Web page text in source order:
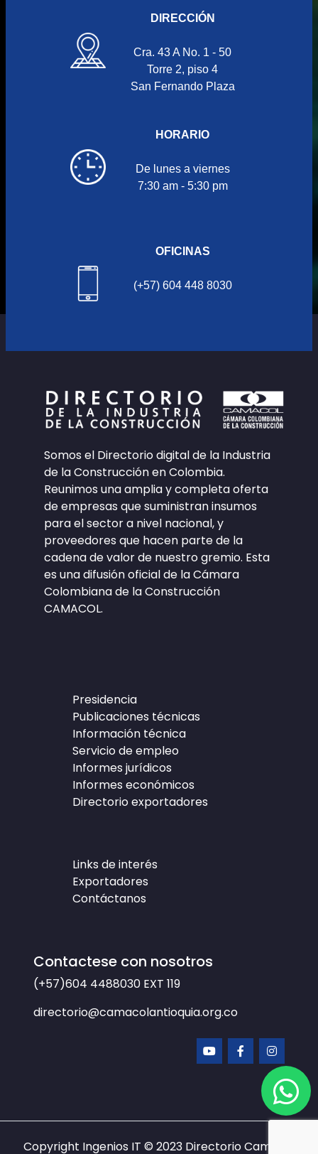
DIRECCIÓN
Cra. 43 A No. 1 - 50
Torre 2, piso 4
San Fernando Plaza
HORARIO
De lunes a viernes
7:30 am - 5:30 pm
OFICINAS
(+57) 604 448 8030
Somos el Directorio digital de la Industria
de la Construcción en Colombia.
Reunimos una amplia y completa oferta
de empresas que suministran insumos
para el sector a nivel nacional, y
proveedores que hacen parte de la
cadena de valor de nuestro gremio. Esta
es una difusión oficial de la Cámara
Colombiana de la Construcción
CAMACOL.
Presidencia
Publicaciones técnicas
Información técnica
Servicio de empleo
Informes jurídicos
Informes económicos
Directorio exportadores
Links de interés
Exportadores
Contáctanos
Contactese con nosotros
(+57)604 4488030 EXT 119
directorio@camacolantioquia.org.co
Copyright Ingenios IT © 2023 Directorio Camacol